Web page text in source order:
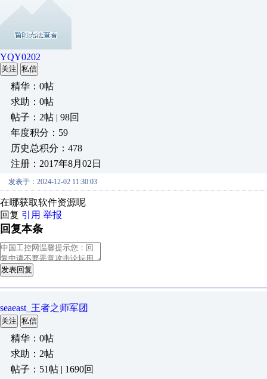
YQY0202
关注 私信
精华：0帖
求助：0帖
帖子：2帖 | 98回
年度积分：59
历史总积分：478
注册：2017年8月02日
发表于：2024-12-02 11:30:03
在哪获取软件资源呢
回复 引用 举报
回复本条
发表回复
seaeast_王者之师军团
关注 私信
精华：0帖
求助：2帖
帖子：51帖 | 1690回